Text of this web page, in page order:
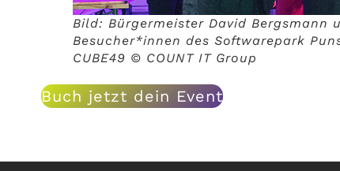
Bild: Bürgermeister David Bergsmann
Besucher*innen des Softwarepark
CUBE49 © COUNT IT Group
Buch jetzt dein Event